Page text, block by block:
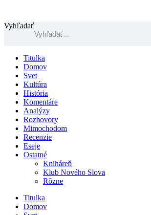
obsah
Vyhľadať
Titulka
Domov
Svet
Kultúra
História
Komentáre
Analýzy
Rozhovory
Mimochodom
Recenzie
Eseje
Ostatné
Kniháreň
Klub Nového Slova
Rôzne
Titulka
Domov